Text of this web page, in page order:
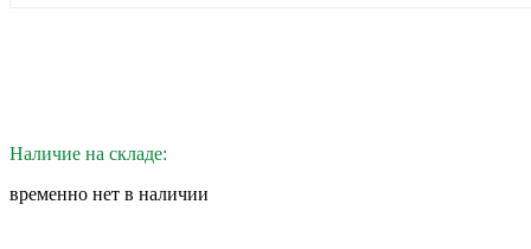
Наличие на складе:
временно нет в наличии